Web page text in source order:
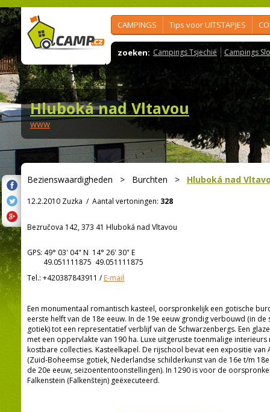
CAMPINGS Tips voor UITSTAPJES
zoeken: Campings Tsjechië Campings
Hluboká nad Vltavou
www
Bezienswaardigheden > Burchten > Hluboká nad
12.2.2010 Zuzka / Aantal vertoningen: 328
Bezručova 142, 373 41 Hluboká nad Vltavou
GPS: 49° 03' 04" N 14° 26' 30" E
49.051111875 49.051111875
Tel.: +420387843911 /E-mail
Een monumentaal romantisch kasteel, oorspronkelijk een gotische
eerste helft van de 18e eeuw. In de 19e eeuw grondig verbouwd (in de
gotiek) tot een representatief verblijf van de Schwarzenbergs. Een
met een oppervlakte van 190 ha. Luxe uitgeruste toenmalige interieurs
kostbare collecties. Kasteelkapel. De rijschool bevat een expositie van
(Zuid-Boheemse gotiek, Nederlandse schilderkunst van de 16e t/m
de 20e eeuw, seizoententoonstellingen). In 1290 is voor de
Falkenstein (Falkenštejn) geëxecuteerd.